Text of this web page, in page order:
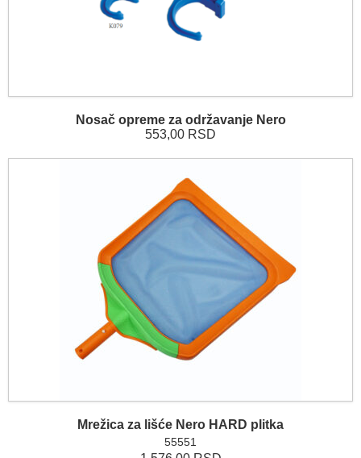
Nosač opreme za održavanje Nero
553,00 RSD
Mrežica za lišće Nero HARD plitka
55551